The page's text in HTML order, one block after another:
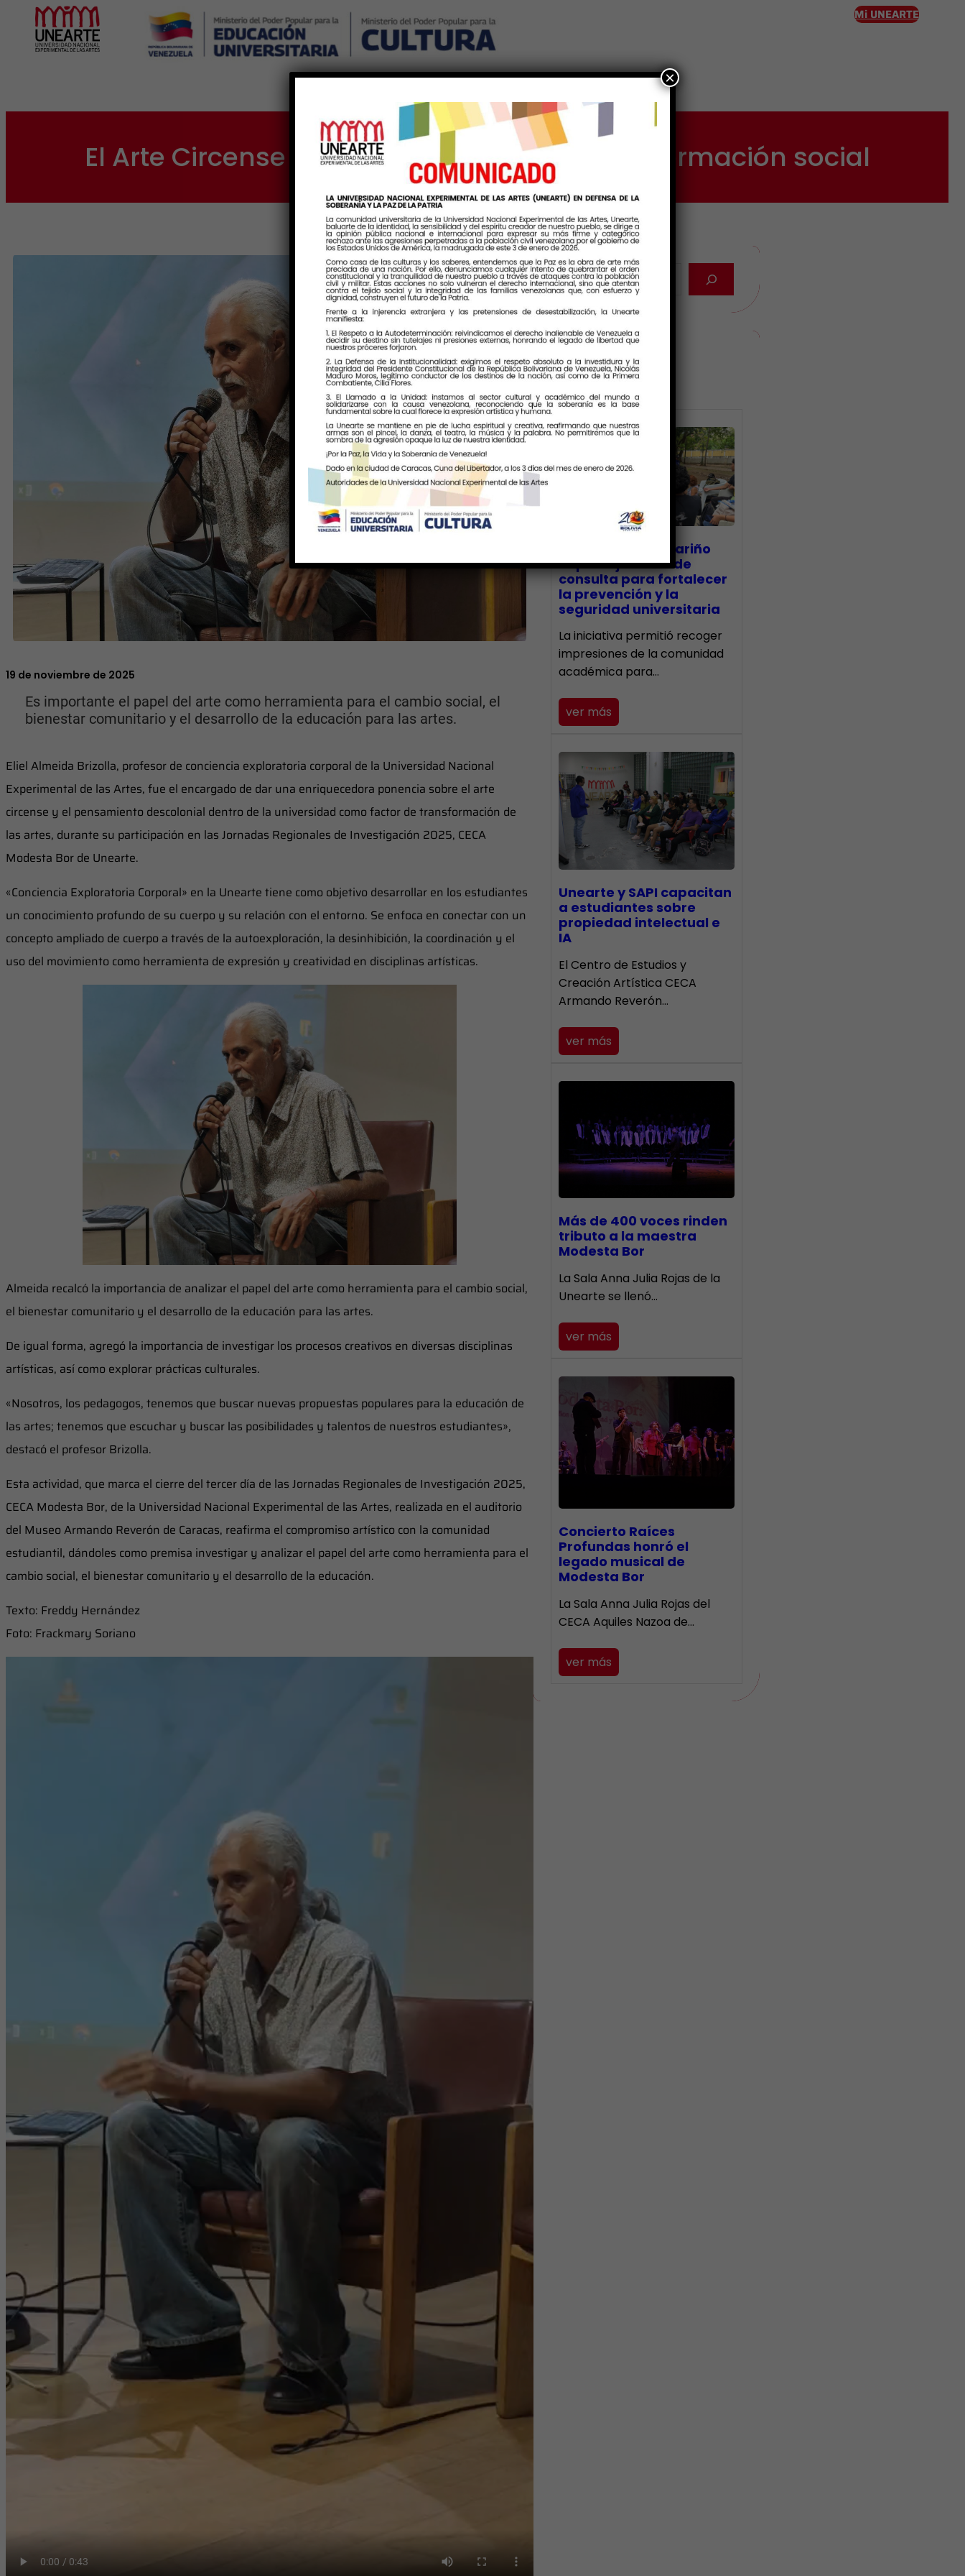
Mi UNEARTE
Ingreso
El Arte Circense como herramienta de transformación social
19 de noviembre de 2025
Es importante el papel del arte como herramienta para el cambio social, el
bienestar comunitario y el desarrollo de la educación para las artes.
Eliel Almeida Brizolla, profesor de conciencia exploratoria corporal de la Universidad Nacional
Experimental de las Artes, fue el encargado de dar una enriquecedora ponencia sobre el arte
circense y el pensamiento descolonial dentro de la universidad como factor de transformación de
las artes, durante su participación en las Jornadas Regionales de Investigación 2025, CECA
Modesta Bor de Unearte.
«Conciencia Exploratoria Corporal» en la Unearte tiene como objetivo desarrollar en los estudiantes
un conocimiento profundo de su cuerpo y su relación con el entorno. Se enfoca en conectar con un
concepto ampliado de cuerpo a través de la autoexploración, la desinhibición, la coordinación y el
uso del movimiento como herramienta de expresión y creatividad en disciplinas artísticas.
Almeida recalcó la importancia de analizar el papel del arte como herramienta para el cambio social,
el bienestar comunitario y el desarrollo de la educación para las artes.
De igual forma, agregó la importancia de investigar los procesos creativos en diversas disciplinas
artísticas, así como explorar prácticas culturales.
«Nosotros, los pedagogos, tenemos que buscar nuevas propuestas populares para la educación de
las artes; tenemos que escuchar y buscar las posibilidades y talentos de nuestros estudiantes»,
destacó el profesor Brizolla.
Esta actividad, que marca el cierre del tercer día de las Jornadas Regionales de Investigación 2025,
CECA Modesta Bor, de la Universidad Nacional Experimental de las Artes, realizada en el auditorio
del Museo Armando Reverón de Caracas, reafirma el compromiso artístico con la comunidad
estudiantil, dándoles como premisa investigar y analizar el papel del arte como herramienta para el
cambio social, el bienestar comunitario y el desarrollo de la educación.
Texto: Freddy Hernández
Foto: Frackmary Soriano
Últimas Noticias
CECA Santiago Mariño
impulsó jornada de
consulta para fortalecer
la prevención y la
seguridad universitaria
La iniciativa permitió recoger
impresiones de la comunidad
académica para…
ver más
Unearte y SAPI capacitan
a estudiantes sobre
propiedad intelectual e
IA
El Centro de Estudios y
Creación Artística CECA
Armando Reverón…
ver más
Más de 400 voces rinden
tributo a la maestra
Modesta Bor
​La Sala Anna Julia Rojas de la
Unearte se llenó…
ver más
​Concierto Raíces
Profundas honró el
legado musical de
Modesta Bor
La Sala Anna Julia Rojas del
CECA Aquiles Nazoa de…
ver más
×